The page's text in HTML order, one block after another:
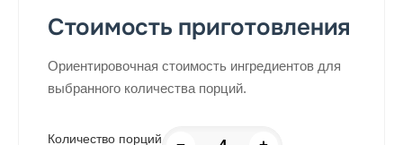
Стоимость приготовления
Ориентировочная стоимость ингредиентов для
выбранного количества порций.
Количество порций